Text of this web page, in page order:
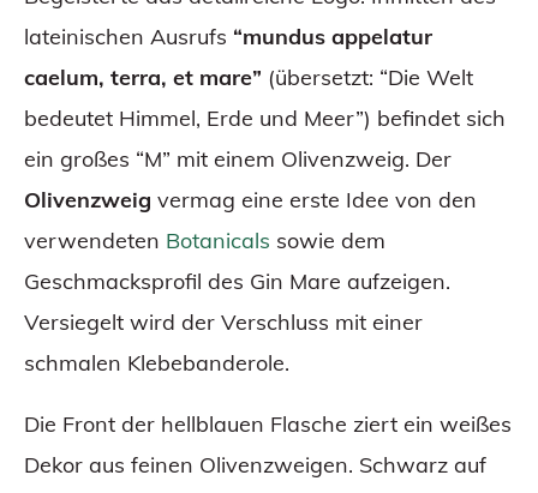
lateinischen Ausrufs “mundus appelatur
caelum, terra, et mare” (übersetzt: “Die Welt
bedeutet Himmel, Erde und Meer”) befindet sich
ein großes “M” mit einem Olivenzweig. Der
Olivenzweig vermag eine erste Idee von den
verwendeten Botanicals sowie dem
Geschmacksprofil des Gin Mare aufzeigen.
Versiegelt wird der Verschluss mit einer
schmalen Klebebanderole.
Die Front der hellblauen Flasche ziert ein weißes
Dekor aus feinen Olivenzweigen. Schwarz auf